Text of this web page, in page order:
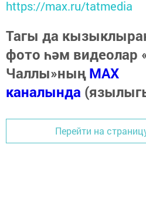
https://max.ru/tatmedia
Тагы да
фото һәм видеолар
Чаллы»ныңMAX
каналында
Перейти на